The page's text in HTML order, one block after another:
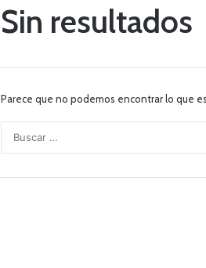
Sin resultados
Parece que no podemos encontrar lo que